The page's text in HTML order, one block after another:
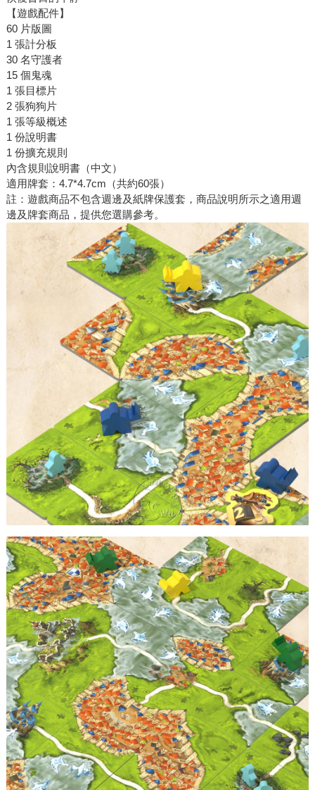
【遊戲配件】
60 片版圖
1 張計分板
30 名守護者
15 個鬼魂
1 張目標片
2 張狗狗片
1 張等級概述
1 份說明書
1 份擴充規則
內含規則說明書（中文）
適用牌套：4.7*4.7cm（共約60張）
註：遊戲商品不包含週邊及紙牌保護套，商品說明所示之適用週
邊及牌套商品，提供您選購參考。